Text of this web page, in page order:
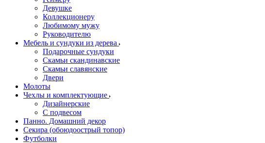
Девушке
Коллекционеру
Любимому мужу
Руководителю
Мебель и сундуки из дерева
Подарочные сундуки
Скамьи скандинавские
Скамьи славянские
Двери
Молоты
Чехлы и комплектующие
Дизайнерские
С подвесом
Панно. Домашний декор
Секира (обоюдоострый топор)
Футболки